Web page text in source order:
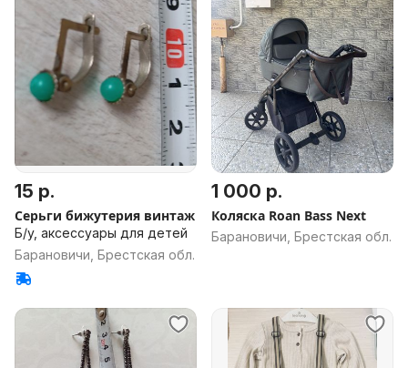
15 р.
Серьги бижутерия винтаж
Б/у, аксессуары для детей
Барановичи, Брестская обл.
1 000 р.
Коляска Roan Bass Next
Барановичи, Брестская обл.